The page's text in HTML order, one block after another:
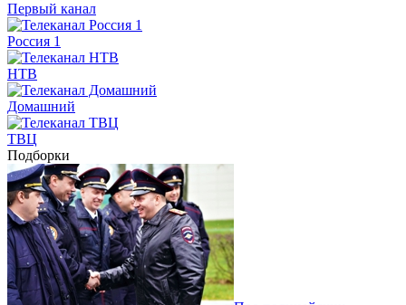
Первый канал
Россия 1
НТВ
Домашний
ТВЦ
Подборки